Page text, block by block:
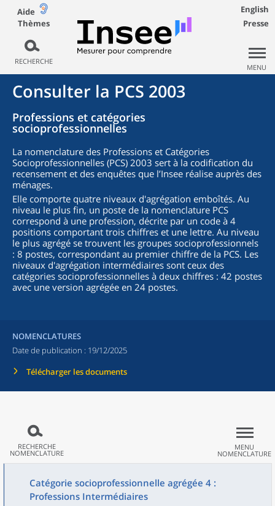
Aide
Thèmes
RECHERCHE
English
Presse
MENU
Consulter la PCS 2003
Professions et catégories
socioprofessionnelles
La nomenclature des Professions et Catégories
Socioprofessionnelles (PCS) 2003 sert à la codification du
recensement et des enquêtes que l’Insee réalise auprès des
ménages.
Elle comporte quatre niveaux d'agrégation emboîtés. Au
niveau le plus fin, un poste de la nomenclature PCS
correspond à une profession, décrite par un code à 4
positions comportant trois chiffres et une lettre. Au niveau
le plus agrégé se trouvent les groupes socioprofessionnels
: 8 postes, correspondant au premier chiffre de la PCS. Les
niveaux d'agrégation intermédiaires sont ceux des
catégories socioprofessionnelles à deux chiffres : 42 postes
avec une version agrégée en 24 postes.
NOMENCLATURES
Date de publication : 19/12/2025
Télécharger les documents
RECHERCHE
NOMENCLATURE
MENU
NOMENCLATURE
Catégorie socioprofessionnelle agrégée 4 :
Professions Intermédiaires